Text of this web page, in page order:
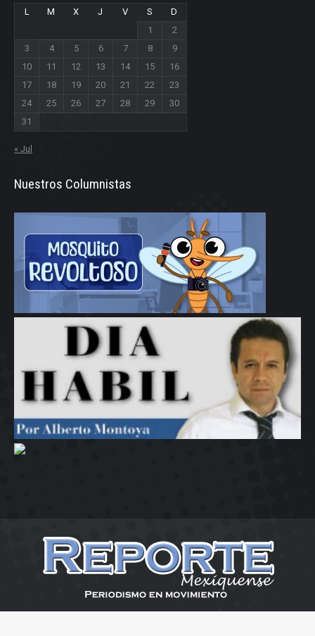
L
M X J V S
D
1
2
3
4 5 6 7 8
9
10
11 12 13 14 15
16
17
18 19 20 21 22
23
24
25 26 27 28 29
30
31
« Jul
Nuestros Columnistas
Reporte Mexiquense 2026